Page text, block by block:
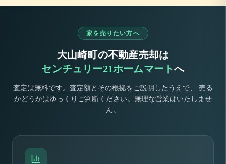
家を売りたい方へ
大山崎町の不動産売却は
センチュリー21ホームマートへ
査定は無料です。査定額とその根拠をご説明したうえで、 売る
かどうかはゆっくりご判断ください。無理な営業はいたしませ
ん。